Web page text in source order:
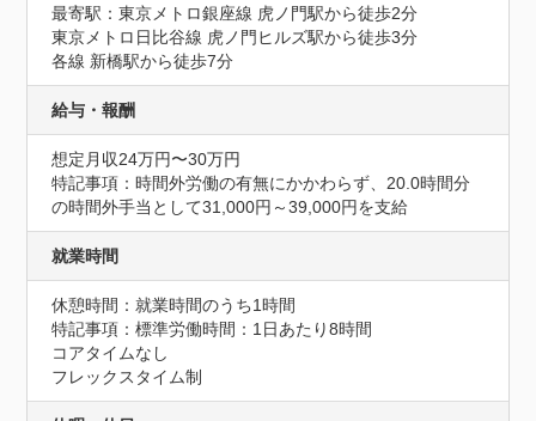
最寄駅：東京メトロ銀座線 虎ノ門駅から徒歩2分
東京メトロ日比谷線 虎ノ門ヒルズ駅から徒歩3分
各線 新橋駅から徒歩7分
給与・報酬
想定月収24万円〜30万円
特記事項：時間外労働の有無にかかわらず、20.0時間分
の時間外手当として31,000円～39,000円を支給
就業時間
休憩時間：就業時間のうち1時間
特記事項：標準労働時間：1日あたり8時間
コアタイムなし
フレックスタイム制